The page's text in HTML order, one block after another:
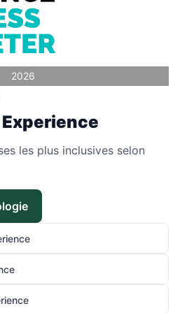
2026
les plus inclusives selon